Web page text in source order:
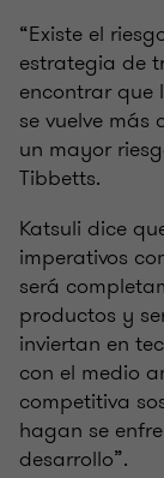
“Existe el
estrategia de
encontrar que
se vuelve más
un mayor
Tibbetts.
Katsuli dice
imperativos
será
productos y
inviertan en
con el medio
competitiva
hagan se
desarrollo”.